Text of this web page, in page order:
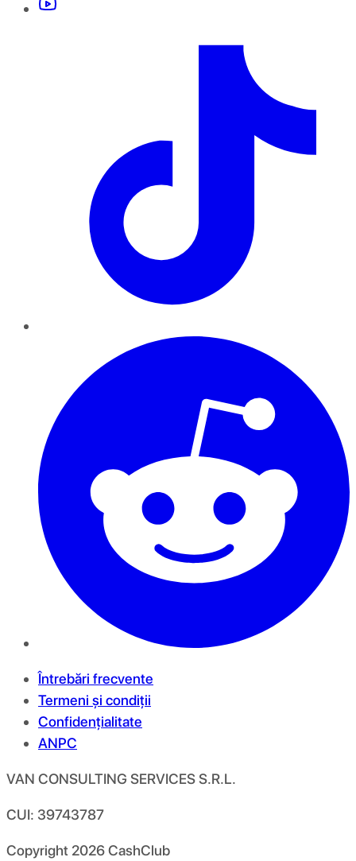
Întrebări frecvente
Termeni și condiții
Confidențialitate
ANPC
VAN CONSULTING SERVICES S.R.L.
CUI: 39743787
Copyright 2026CashClub